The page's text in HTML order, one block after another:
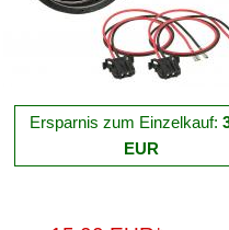
Ersparnis zum Einzelkauf:
EUR